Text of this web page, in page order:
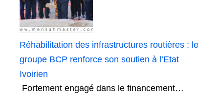
Réhabilitation des infrastructures routières : le
groupe BCP renforce son soutien à l’Etat
Ivoirien
Fortement engagé dans le financement…